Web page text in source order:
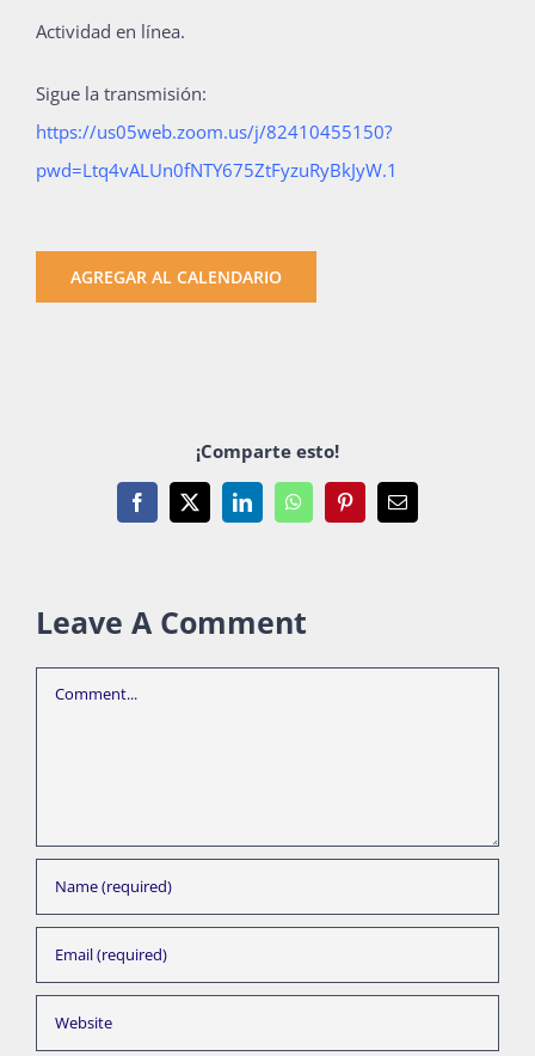
Actividad en línea.
Sigue la transmisión:
https://us05web.zoom.us/j/82410455150?
pwd=Ltq4vALUn0fNTY675ZtFyzuRyBkJyW.1
AGREGAR AL CALENDARIO
¡Comparte esto!
Facebook
X LinkedInWhatsAppPinterestEmail
Leave A Comment
Comment